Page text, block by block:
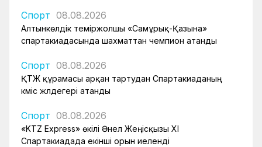
Спорт 08.08.2026
Алтынкөлдік теміржолшы «Самұрық-Қазына»
спартакиадасында шахматтан чемпион атанды
Спорт 08.08.2026
ҚТЖ құрамасы арқан тартудан Спартакиаданың
күміс жүлдегері атанды
Спорт 08.08.2026
«KTZ Express» өкілі Әнел Жеңісқызы XI
Спартакиадада екінші орын иеленді